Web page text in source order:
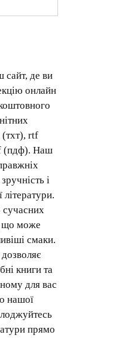
сайт, де ви
онлайн
rtf
(пдф). Наш
і
літератури.
сучасних
що може
смаки.
книги та
для вас
нашої
прямо